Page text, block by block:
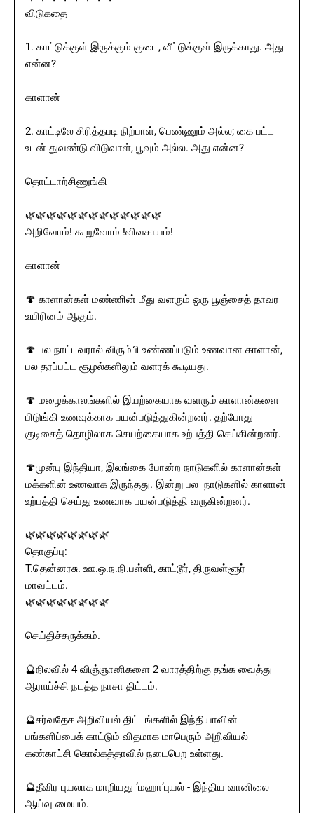
விடுகதை
1. காட்டுக்குள் இருக்கும் குடை, வீட்டுக்குள் இருக்காது. அது
என்ன?
காளான்
2. காட்டிலே சிரித்தபடி நிற்பாள், பெண்ணும் அல்ல; கை பட்ட
உடன் துவண்டு விடுவாள், பூவும் அல்ல. அது என்ன?
தொட்டாற்சிணுங்கி
🌿🌿🌿🌿🌿🌿🌿🌿🌿🌿🌿🌿🌿
அறிவோம்! கூறுவோம் !விவசாயம்!
காளான்
🍄 காளான்கள் மண்ணின் மீது வளரும் ஒரு பூஞ்சைத் தாவர
உயிரினம் ஆகும்.
🍄 பல நாட்டவரால் விரும்பி உண்ணப்படும் உணவான காளான்,
பல தரப்பட்ட சூழல்களிலும் வளரக் கூடியது.
🍄 மழைக்காலங்களில் இயற்கையாக வளரும் காளான்களை
பிடுங்கி உணவுக்காக பயன்படுத்துகின்றனர். தற்போது
குடிசைத் தொழிலாக செயற்கையாக உற்பத்தி செய்கின்றனர்.
🍄முன்பு இந்தியா, இலங்கை போன்ற நாடுகளில் காளான்கள்
மக்களின் உணவாக இருந்தது. இன்று பல நாடுகளில் காளான்
உற்பத்தி செய்து உணவாக பயன்படுத்தி வருகின்றனர்.
🌿🌿🌿🌿🌿🌿🌿🌿
தொகுப்பு:
T.தென்னரசு. ஊ.ஒ.ந.நி.பள்ளி, காட்டூர், திருவள்ளூர்
மாவட்டம்.
🌿🌿🌿🌿🌿🌿🌿🌿
செய்திச்சுருக்கம்.
🔮நிலவில் 4 விஞ்ஞானிகளை 2 வாரத்திற்கு தங்க வைத்து
ஆராய்ச்சி நடத்த நாசா திட்டம்.
🔮சர்வதேச அறிவியல் திட்டங்களில் இந்தியாவின்
பங்களிப்பைக் காட்டும் விதமாக மாபெரும் அறிவியல்
கண்காட்சி கொல்கத்தாவில் நடைபெற உள்ளது.
🔮தீவிர புயலாக மாறியது ‘மஹா’புயல் - இந்திய வானிலை
ஆய்வு மையம்.